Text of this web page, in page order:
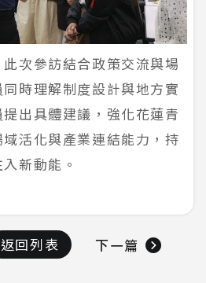
次參訪結合政策交流與場
時理解制度設計與地方實
出具體建議，強化花蓮青
活化與產業連結能力，持
新動能。
返回列表 下一篇